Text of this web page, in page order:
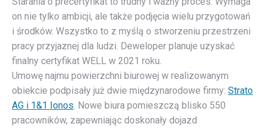
on nie tylko ambicji, ale także podjęcia wielu przygotowań
i środków. Wszystko to z myślą o stworzeniu przestrzeni
pracy przyjaznej dla ludzi. Deweloper planuje uzyskać
finalny certyfikat WELL w 2021 roku.
Umowę najmu powierzchni biurowej w realizowanym
obiekcie podpisały już dwie międzynarodowe firmy: Strato
AG i 1&1 Ionos. Nowe biura pomieszczą blisko 550
pracowników, zapewniając doskonały dojazd